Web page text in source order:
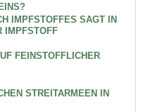
IMPFSTOFFES SAGT IN
IMPFSTOFF
FEINSTOFFLICHER
STREITARMEEN IN